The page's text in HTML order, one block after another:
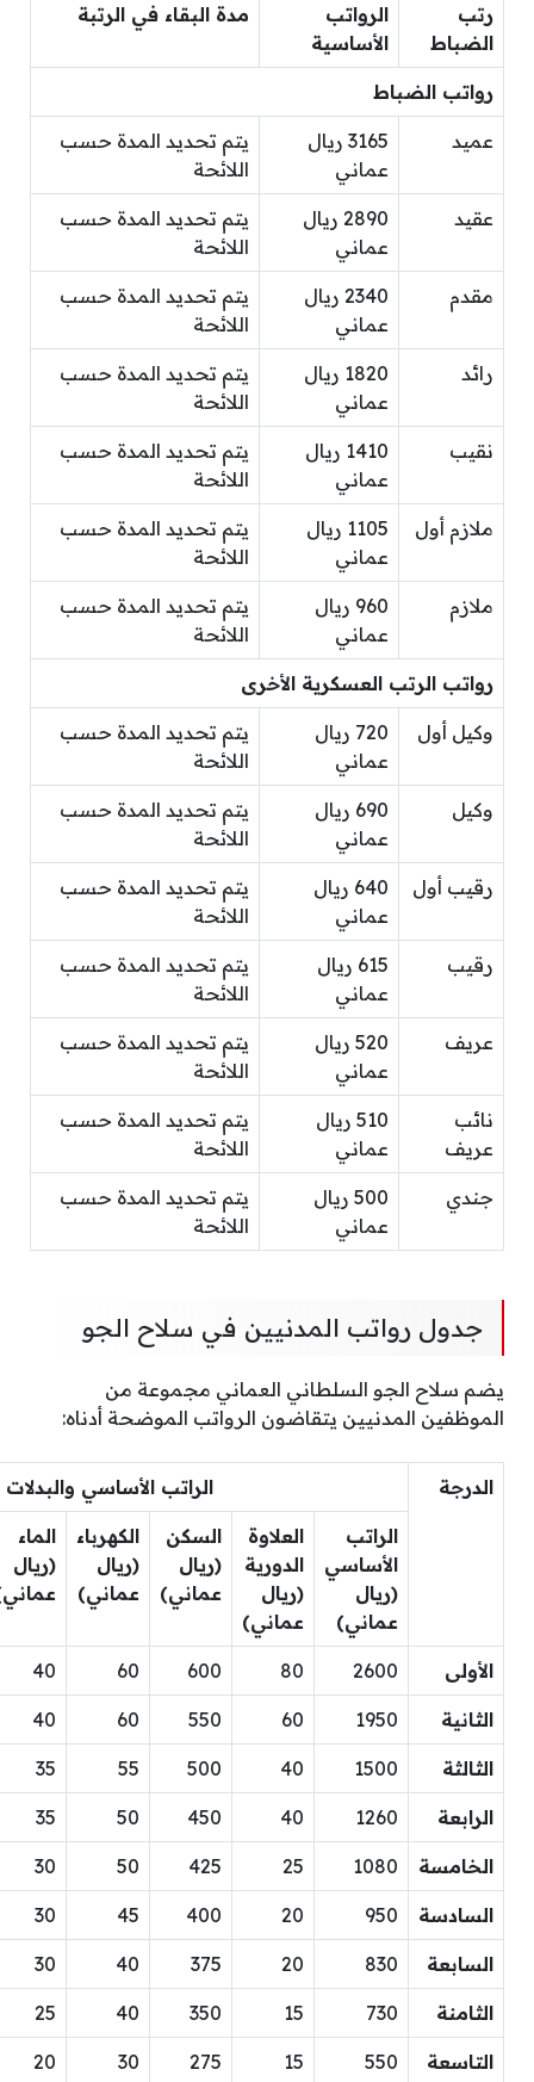
رتب
الضباط
الرواتب
الأساسية
مدة البقاء في الرتبة
رواتب الضباط
عميد
3165 ريال
عماني
يتم تحديد المدة حسب
اللائحة
عقيد
2890 ريال
عماني
يتم تحديد المدة حسب
اللائحة
مقدم
2340 ريال
عماني
يتم تحديد المدة حسب
اللائحة
رائد
1820 ريال
عماني
يتم تحديد المدة حسب
اللائحة
نقيب
1410 ريال
عماني
يتم تحديد المدة حسب
اللائحة
ملازم أول
1105 ريال
عماني
يتم تحديد المدة حسب
اللائحة
ملازم
960 ريال
عماني
يتم تحديد المدة حسب
اللائحة
رواتب الرتب العسكرية الأخرى
وكيل أول
720 ريال
عماني
يتم تحديد المدة حسب
اللائحة
وكيل
690 ريال
عماني
يتم تحديد المدة حسب
اللائحة
رقيب أول
640 ريال
عماني
يتم تحديد المدة حسب
اللائحة
رقيب
615 ريال
عماني
يتم تحديد المدة حسب
اللائحة
عريف
520 ريال
عماني
يتم تحديد المدة حسب
اللائحة
نائب
عريف
510 ريال
عماني
يتم تحديد المدة حسب
اللائحة
جندي
500 ريال
عماني
يتم تحديد المدة حسب
اللائحة
جدول رواتب المدنيين في سلاح الجو
يضم سلاح الجو السلطاني العماني مجموعة من
الموظفين المدنيين يتقاضون الرواتب الموضحة أدناه:
الدرجة الراتب الأساسي والبدلات
الراتب
الأساسي
(ريال
عماني)
العلاوة
الدورية
(ريال
عماني)
السكن
(ريال
عماني)
الكهرباء
(ريال
عماني)
الماء
(ريال
الأولى 2600
80
600
60
40
الثانية 1950
60
550
60
40
الثالثة 1500
40
500
55
35
الرابعة 1260
40
450
50
35
الخامسة 1080
25
425
50
30
السادسة 950
20
400
45
30
السابعة 830
20
375
40
30
الثامنة 730
15
350
40
25
التاسعة 550
15
275
30
20